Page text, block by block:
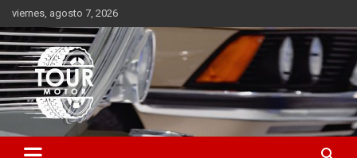
Saltar
al
contenido
viernes, agosto 7, 2026
Tour Motor
Plataforma de contenido audiovisual para el sector automotriz